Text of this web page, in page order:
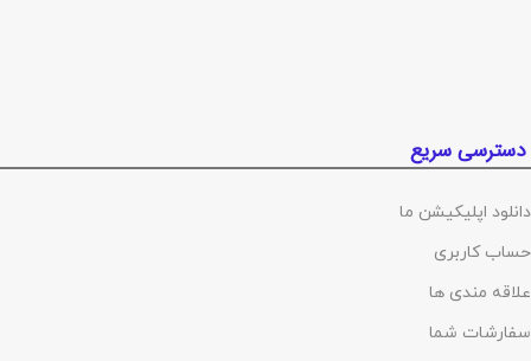
دسترسی سریع
دانلود اپلیکیشن ما
حساب کاربری
علاقه مندی ها
سفارشات شما